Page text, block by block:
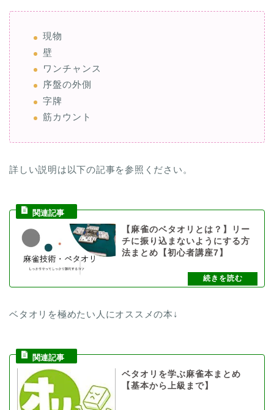
現物
壁
ワンチャンス
序盤の外側
字牌
筋カウント
詳しい説明は以下の記事を参照ください。
【麻雀のベタオリとは？】リー
チに振り込まないようにする方
法まとめ【初心者講座7】
ベタオリを極めたい人にオススメの本↓
ベタオリを学ぶ麻雀本まとめ
【基本から上級まで】